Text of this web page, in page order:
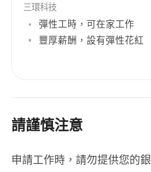
三環科技
彈性工時，可在家工作
豐厚薪酬，設有彈性花紅
請謹慎注意
申請工作時，請勿提供您的